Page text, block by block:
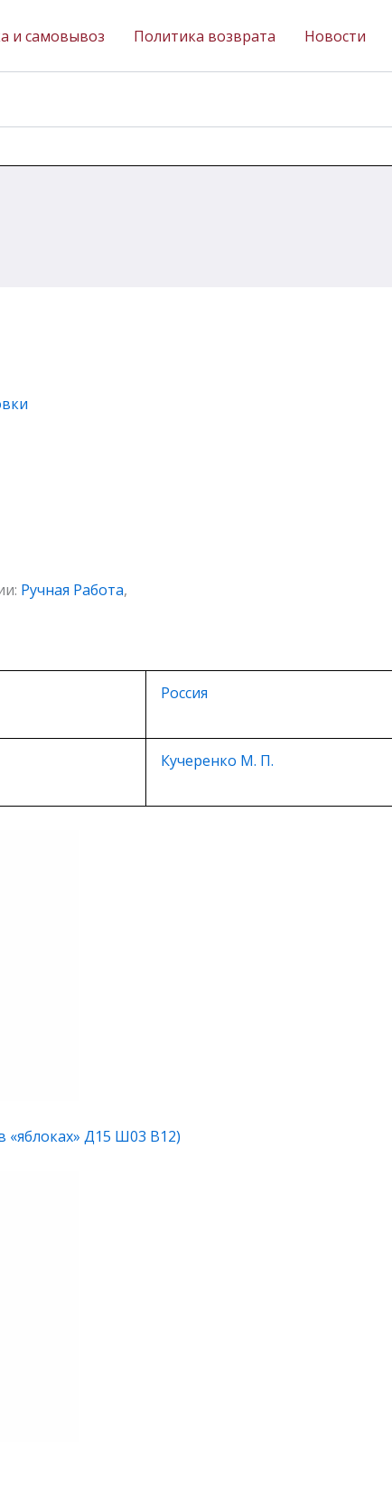
и самовывоз Политика возврата Новости
Ручная Работа,
Россия
Кучеренко М. П.
«яблоках» Д15 Ш03 В12)